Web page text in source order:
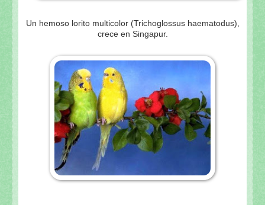
Un hemoso lorito multicolor (Trichoglossus haematodus),
crece en Singapur.